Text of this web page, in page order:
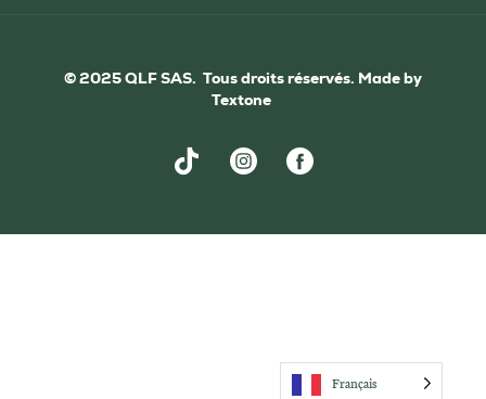
© 2025 QLF SAS. Tous droits réservés. Made by
Textone
Français